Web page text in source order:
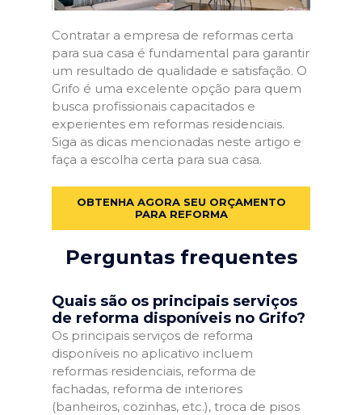
Contratar a empresa de reformas certa
para sua casa é fundamental para garantir
um resultado de qualidade e satisfação. O
Grifo é uma excelente opção para quem
busca profissionais capacitados e
experientes em reformas residenciais.
Siga as dicas mencionadas neste artigo e
faça a escolha certa para sua casa.
OBTENHA AGORA SEU ORÇAMENTO
PARA REFORMA
Perguntas frequentes
Quais são os principais serviços
de reforma disponíveis no Grifo?
Os principais serviços de reforma
disponíveis no aplicativo incluem
reformas residenciais, reforma de
fachadas, reforma de interiores
(banheiros, cozinhas, etc.), troca de pisos